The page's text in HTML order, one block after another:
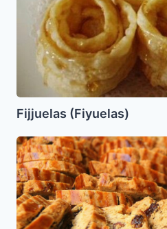
Fijjuelas (Fiyuelas)
Fakkas,
galletas
de
almendras